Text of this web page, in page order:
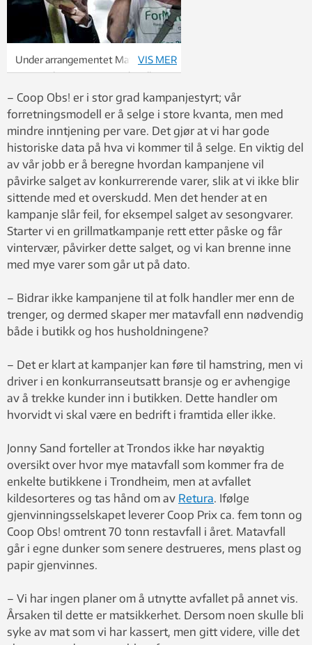
Under arrangementet Mat for 2011
nyter miljøverminister Erik Solheim
og den britiske forfatteren og
miljøvernaktivisten Tristram Stuart
en gratis lunsj laget av råvarer som
ellers ville blitt kastet.
Foto: SCANPIX
VIS MER
– Coop Obs! er i stor grad kampanjestyrt; vår
forretningsmodell er å selge i store kvanta, men med
mindre inntjening per vare. Det gjør at vi har gode
historiske data på hva vi kommer til å selge. En viktig del
av vår jobb er å beregne hvordan kampanjene vil
påvirke salget av konkurrerende varer, slik at vi ikke blir
sittende med et overskudd. Men det hender at en
kampanje slår feil, for eksempel salget av sesongvarer.
Starter vi en grillmatkampanje rett etter påske og får
vintervær, påvirker dette salget, og vi kan brenne inne
med mye varer som går ut på dato.
– Bidrar ikke kampanjene til at folk handler mer enn de
trenger, og dermed skaper mer matavfall enn nødvendig
både i butikk og hos husholdningene?
– Det er klart at kampanjer kan føre til hamstring, men vi
driver i en konkurranseutsatt bransje og er avhengige
av å trekke kunder inn i butikken. Dette handler om
hvorvidt vi skal være en bedrift i framtida eller ikke.
Jonny Sand forteller at Trondos ikke har nøyaktig
oversikt over hvor mye matavfall som kommer fra de
enkelte butikkene i Trondheim, men at avfallet
kildesorteres og tas hånd om av Retura. Ifølge
gjenvinningsselskapet leverer Coop Prix ca. fem tonn og
Coop Obs! omtrent 70 tonn restavfall i året. Matavfall
går i egne dunker som senere destrueres, mens plast og
papir gjenvinnes.
– Vi har ingen planer om å utnytte avfallet på annet vis.
Årsaken til dette er matsikkerhet. Dersom noen skulle bli
syke av mat som vi har kassert, men gitt videre, ville det